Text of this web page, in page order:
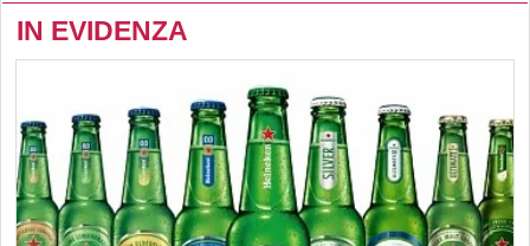
IN EVIDENZA